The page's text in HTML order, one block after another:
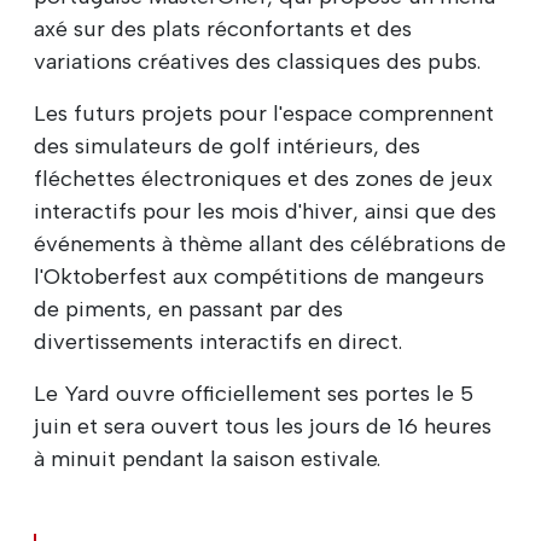
axé sur des plats réconfortants et des
variations créatives des classiques des pubs.
Les futurs projets pour l'espace comprennent
des simulateurs de golf intérieurs, des
fléchettes électroniques et des zones de jeux
interactifs pour les mois d'hiver, ainsi que des
événements à thème allant des célébrations de
l'Oktoberfest aux compétitions de mangeurs
de piments, en passant par des
divertissements interactifs en direct.
Le Yard ouvre officiellement ses portes le 5
juin et sera ouvert tous les jours de 16 heures
à minuit pendant la saison estivale.